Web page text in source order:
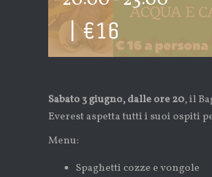
| €16
Sabato 3 giugno, dalle ore 20, il
Everest aspetta tutti i suoi ospiti
Menu:
Spaghetti cozze e vongole